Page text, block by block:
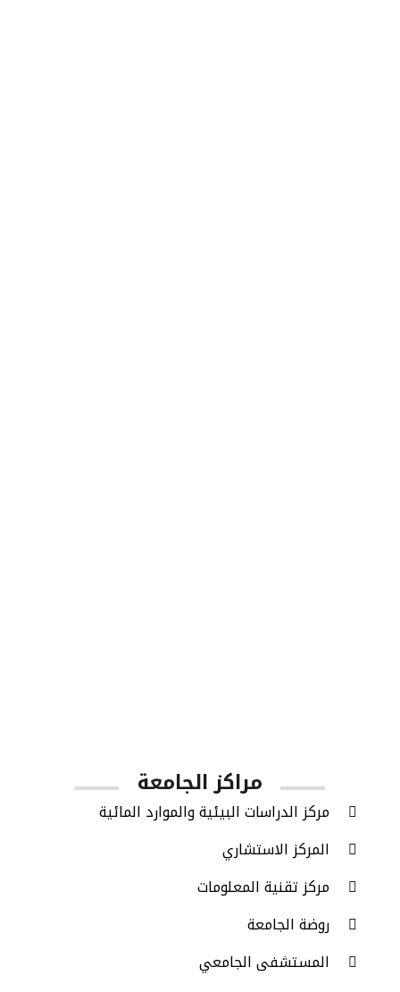
مراكز الجامعة
مركز الدراسات البيئية والموارد المائية
المركز الاستشاري
مركز تقنية المعلومات
روضة الجامعة
المستشفى الجامعي